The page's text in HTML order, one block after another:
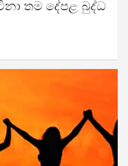
තම දේපළ බුද්ධ